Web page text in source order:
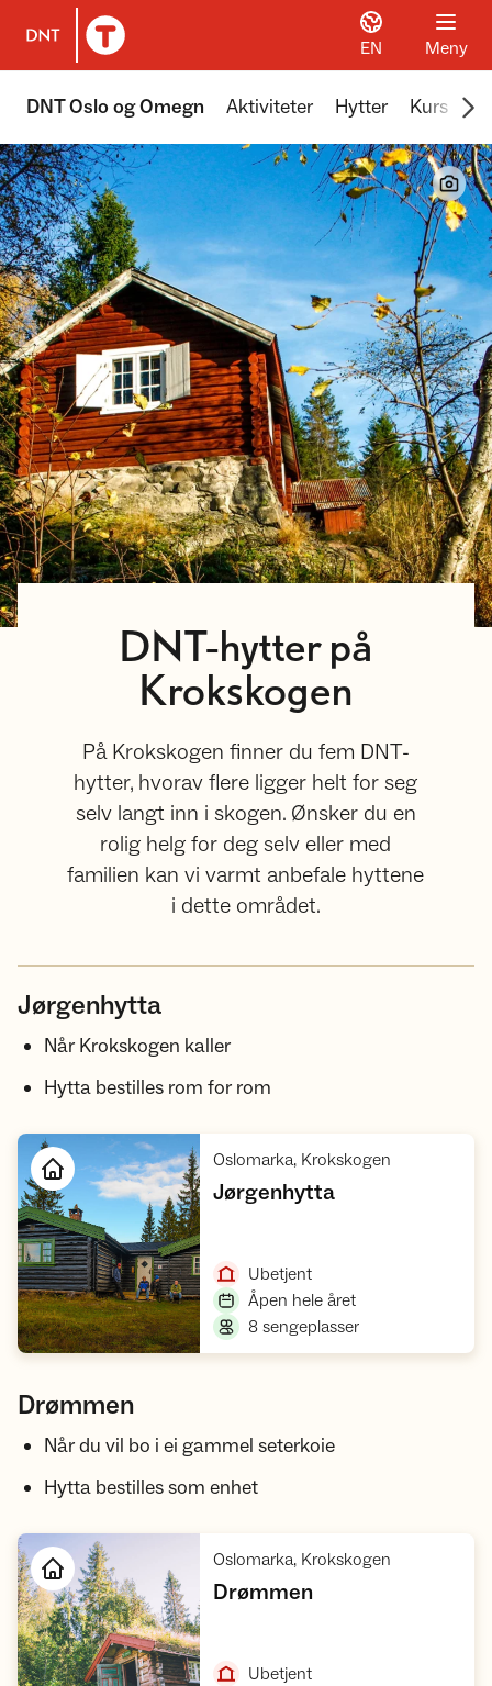
Til DNT.no forside
EN Meny
DNT Oslo og Omegn Aktiviteter Hytter Kurs
DNT-hytter på
Krokskogen
På Krokskogen finner du fem DNT-
hytter, hvorav flere ligger helt for seg
selv langt inn i skogen. Ønsker du en
rolig helg for deg selv eller med
familien kan vi varmt anbefale hyttene
i dette området.
Jørgenhytta
Når Krokskogen kaller
Hytta bestilles rom for rom
Oslomarka, Krokskogen
Jørgenhytta,
Ubetjent,
Åpen hele året,
8 sengeplasser,
Drømmen
Når du vil bo i ei gammel seterkoie
Hytta bestilles som enhet
Oslomarka, Krokskogen
Drømmen,
Ubetjent,